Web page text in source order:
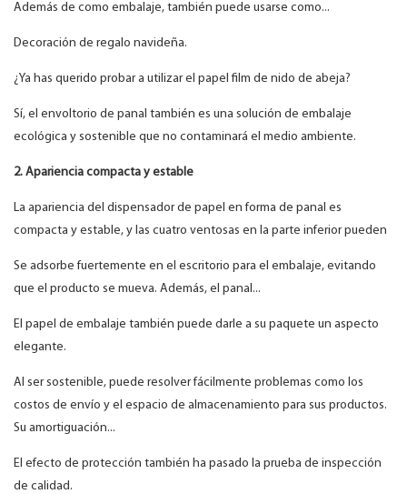
Además de como embalaje, también puede usarse como...
Decoración de regalo navideña.
¿Ya has querido probar a utilizar el papel film de nido de abeja?
Sí, el envoltorio de panal también es una solución de embalaje
ecológica y sostenible que no contaminará el medio ambiente.
2. Apariencia compacta y estable
La apariencia del dispensador de papel en forma de panal es
compacta y estable, y las cuatro ventosas en la parte inferior pueden
Se adsorbe fuertemente en el escritorio para el embalaje, evitando
que el producto se mueva. Además, el panal...
El papel de embalaje también puede darle a su paquete un aspecto
elegante.
Al ser sostenible, puede resolver fácilmente problemas como los
costos de envío y el espacio de almacenamiento para sus productos.
Su amortiguación...
El efecto de protección también ha pasado la prueba de inspección
de calidad.